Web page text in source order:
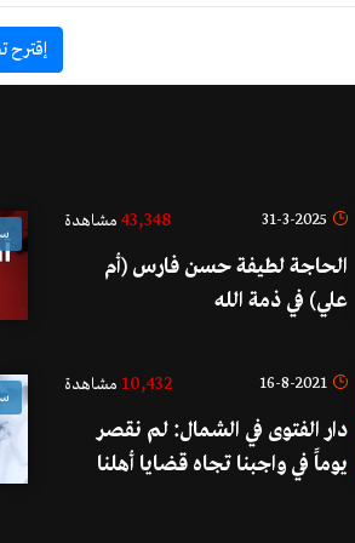
31-3-2025
43,348مشاهدة
الحاجة لطيفة حسن فارس (أم
علي) في ذمة الله
16-8-2021
10,432 مشاهدة
دار الفتوى في الشمال: لم نقصر
يوماً في واجبنا تجاه قضايا أهلنا